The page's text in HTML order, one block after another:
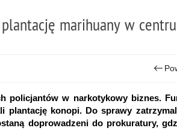
marihuany w
policjantów w narkotykowy biznes.
plantację konopi. Do sprawy
doprowadzeni do prokuratury,